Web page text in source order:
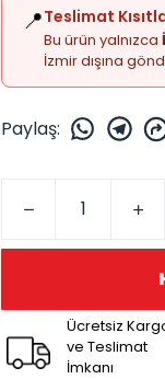
📍Teslimat
Bu ürün yalnızca
İzmir dışına
Paylaş:
Ücretsiz
ve Teslimat
İmkanı